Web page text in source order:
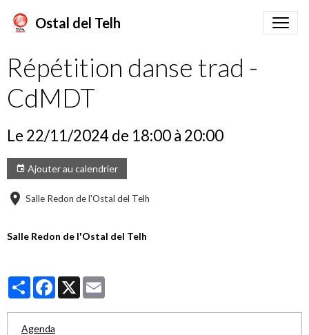
Ostal del Telh
Répétition danse trad -
CdMDT
Le 22/11/2024 de 18:00à 20:00
Ajouter au calendrier
Salle Redon de l'Ostal del Telh
Salle Redon de l'Ostal del Telh
PartagerFacebook
X
Agenda